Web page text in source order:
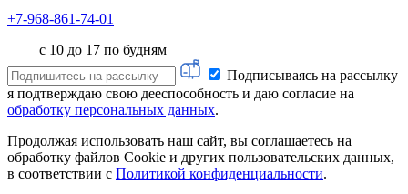
+7-968-861-74-01
с 10 до 17 по будням
Подписываясь на рассылку
я подтверждаю свою дееспособность и даю согласие на
обработку персональных данных.
Продолжая использовать наш сайт, вы соглашаетесь на
обработку файлов Cookie и других пользовательских данных,
в соответствии с Политикой конфиденциальности.